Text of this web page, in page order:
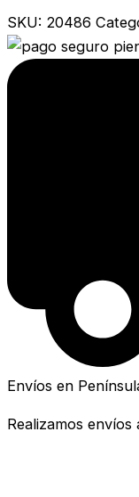
SKU: 20486
Envíos en
Realizamos